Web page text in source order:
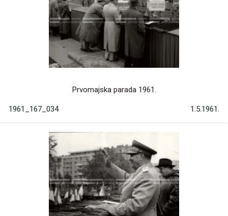
Prvomajska parada 1961.
1961_167_034 1.5.1961.